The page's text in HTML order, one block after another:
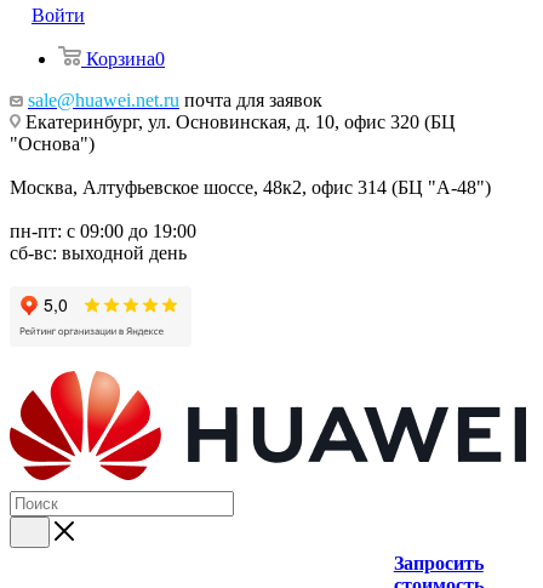
Войти
Корзина0
sale@huawei.net.ru почта для заявок
Екатеринбург, ул. Основинская, д. 10, офис 320 (БЦ
"Основа")
Москва, Алтуфьевское шоссе, 48к2, офис 314 (БЦ "А-48")
пн-пт: с 09:00 до 19:00
сб-вс: выходной день
Запросить